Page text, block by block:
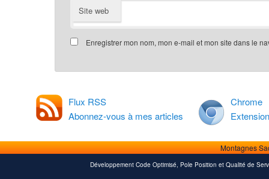
Site web
Enregistrer mon nom, mon e-mail et mon site dans le
Flux RSS
Abonnez-vous à mes articles
Chrome
Montagnes
Développement Code Optimisé, Pole Position et Qualité de